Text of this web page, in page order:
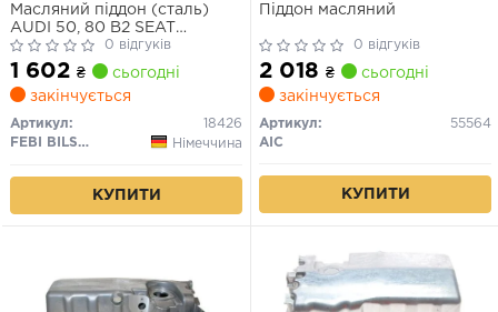
Масляний піддон (сталь)
AUDI 50, 80 B2 SEAT
CORDOBA, IBIZA II VW
DERBY, GOLF I, GOLF II,
GOLF III, JETTA I, JETTA II,
PASSAT B1, PASSAT B2,
POLO, POLO CLASSIC, POLO
II 0.8-1.4D 05.73-10.02
0 відгуків
1 602 ₴
сьогодні
закінчується
Артикул:
18426
FEBI BILSTEIN
Німеччина
КУПИТИ
Піддон масляний
0 відгуків
2 018 ₴
сьогодні
закінчується
Артикул:
55564
AIC
КУПИТИ